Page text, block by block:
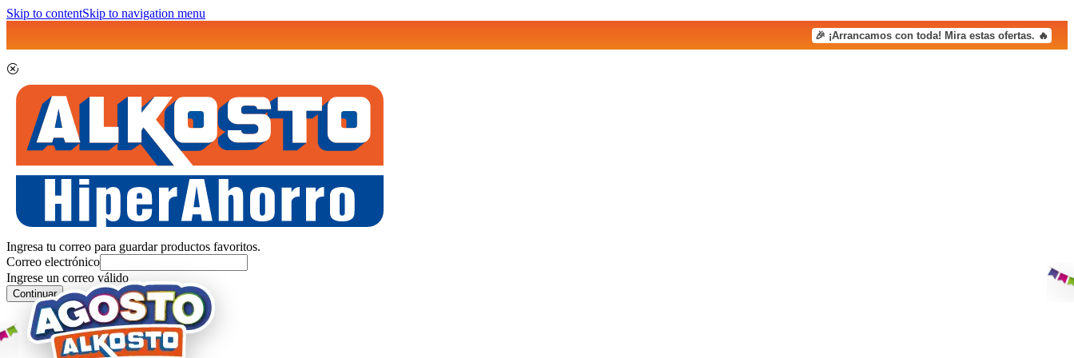
Skip to contentSkip to navigation menu
🎉 ¡Arrancamos con toda! Mira estas ofertas. 🔥
Ingresa tu correo para guardar productos favoritos.
Correo electrónico
Ingrese un correo válido
Continuar